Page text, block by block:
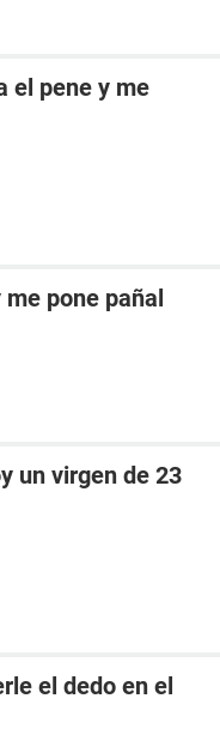
el pene y me
pone pañal
un virgen de 23
el dedo en el